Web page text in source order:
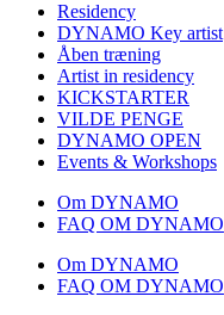
Residency
DYNAMO Key artist
Åben træning
Artist in residency
KICKSTARTER
VILDE PENGE
DYNAMO OPEN
Events & Workshops
Om DYNAMO
FAQ OM DYNAMO
Om DYNAMO
FAQ OM DYNAMO